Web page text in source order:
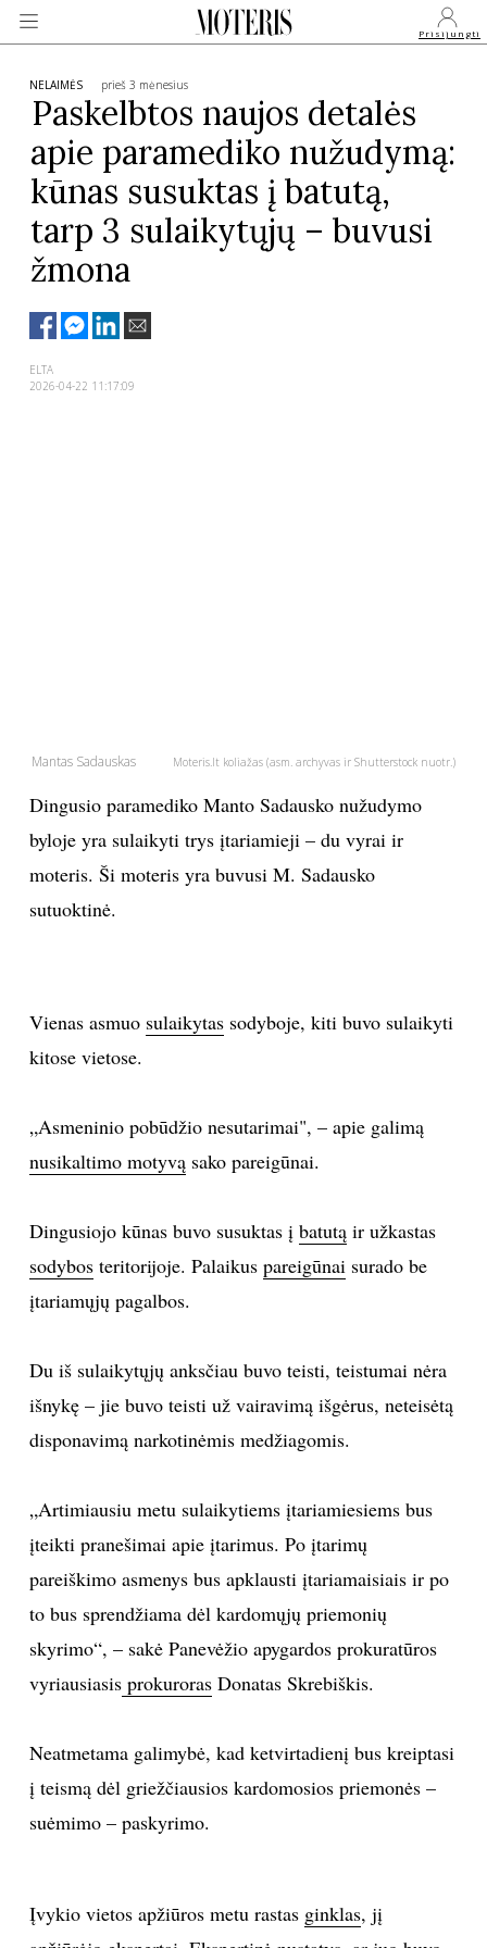
Prisijungti
VEIDAI
MONARCHIJA
MADA
GROŽIS
KULTŪRA
LAISVALAIKIS
TEATRAS
FOTOGRAFIJA
ORAI
ĮDOMYBĖS
ISTORIJA
KNYGOS
INTERJERAS
NAMAI
VIRTUVĖ
RECEPTAI
VAIKAI
NELAIMĖS
PRIVATUMO POLITIKA
NELAIMĖS prieš 3 mėnesius
Paskelbtos naujos detalės
apie paramediko nužudymą:
kūnas susuktas į batutą,
tarp 3 sulaikytųjų – buvusi
žmona
ELTA
2026-04-22 11:17:09
Mantas Sadauskas Moteris.lt koliažas (asm. archyvas ir Shutterstock nuotr.)
Dingusio paramediko Manto Sadausko nužudymo
byloje yra sulaikyti trys įtariamieji – du vyrai ir
moteris. Ši moteris yra buvusi M. Sadausko
sutuoktinė.
Vienas asmuo sulaikytassodyboje, kiti buvo sulaikyti
kitose vietose.
„Asmeninio pobūdžio nesutarimai", – apie galimą
nusikaltimo motyvąsako pareigūnai.
Dingusiojo kūnas buvo susuktas į batutąir užkastas
sodybosteritorijoje. Palaikus pareigūnaisurado be
įtariamųjų pagalbos.
Du iš sulaikytųjų anksčiau buvo teisti, teistumai nėra
išnykę – jie buvo teisti už vairavimą išgėrus, neteisėtą
disponavimą narkotinėmis medžiagomis.
„Artimiausiu metu sulaikytiems įtariamiesiems bus
įteikti pranešimai apie įtarimus. Po įtarimų
pareiškimo asmenys bus apklausti įtariamaisiais ir po
to bus sprendžiama dėl kardomųjų priemonių
skyrimo“, – sakė Panevėžio apygardos prokuratūros
vyriausiasisprokurorasDonatas Skrebiškis.
Neatmetama galimybė, kad ketvirtadienį bus kreiptasi
į teismą dėl griežčiausios kardomosios priemonės –
suėmimo – paskyrimo.
Įvykio vietos apžiūros metu rastas ginklas, jį